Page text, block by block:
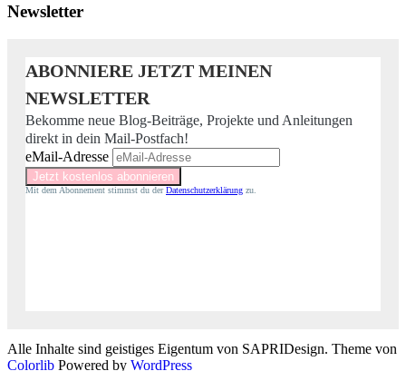
Newsletter
ABONNIERE JETZT MEINEN
NEWSLETTER
Bekomme neue Blog-Beiträge, Projekte und Anleitungen
direkt in dein Mail-Postfach!
eMail-Adresse
Mit dem Abonnement stimmst du derDatenschutzerklärung zu.
Alle Inhalte sind geistiges Eigentum von SAPRIDesign. Theme von
Colorlib Powered by WordPress